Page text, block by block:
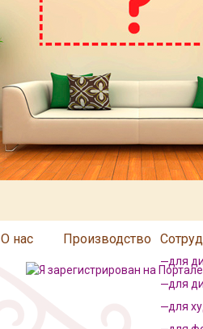
О нас Производство
для
для
для